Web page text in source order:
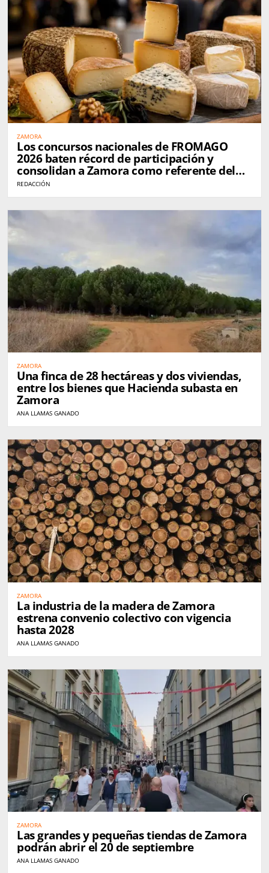
ZAMORA
Los concursos nacionales de FROMAGO
2026 baten récord de participación y
consolidan a Zamora como referente del
queso en España
REDACCIÓN
ZAMORA
Una finca de 28 hectáreas y dos viviendas,
entre los bienes que Hacienda subasta en
Zamora
ANA LLAMAS GANADO
ZAMORA
La industria de la madera de Zamora
estrena convenio colectivo con vigencia
hasta 2028
ANA LLAMAS GANADO
ZAMORA
Las grandes y pequeñas tiendas de Zamora
podrán abrir el 20 de septiembre
ANA LLAMAS GANADO